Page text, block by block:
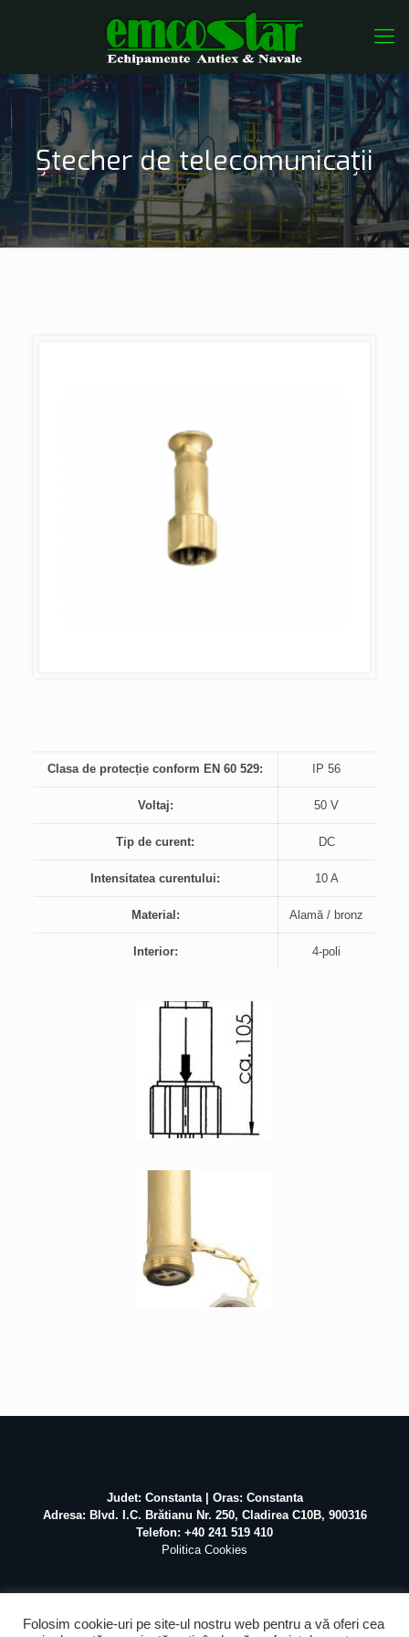
Ștecher de telecomunicații
Clasa de protecție conform EN 60 529: IP 56
Voltaj: 50 V
Tip de curent: DC
Intensitatea curentului: 10 A
Material: Alamă / bronz
Interior: 4-poli
Judet: Constanta | Oras: Constanta
Adresa: Blvd. I.C. Brătianu Nr. 250, Cladirea C10B, 900316
Telefon: +40 241 519 410
Politica Cookies
Folosim cookie-uri pe site-ul nostru web pentru a vă oferi cea